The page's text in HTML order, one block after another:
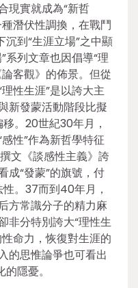
現實就成為“新哲
潛伏性調換，在戰鬥
沉到“生涯立場”之中顯
系列文章也因倡導“理
客觀》的佈景。但從
性生涯”是以誇大主
新發蒙活動階段比擬
。20世紀30年月，
性”作為新哲學特征
文《談感性主義》誇
成“發蒙”的旗號，付
性。37而到40年月，
方常識分子的精力麻
非分特別誇大“理性生
命力，恢復對生涯的
的思惟論爭也可看出
隱憂。